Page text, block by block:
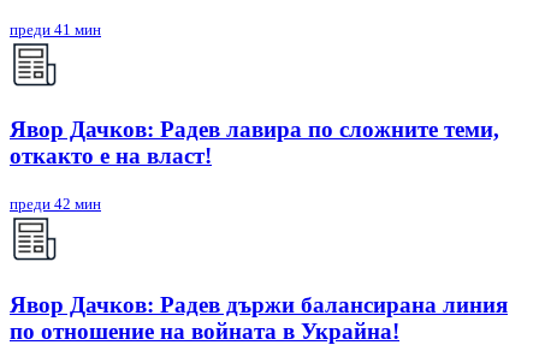
преди 41 мин
Явор Дачков: Радев лавира по сложните теми,
откакто е на власт!
преди 42 мин
Явор Дачков: Радев държи балансирана линия
по отношение на войната в Украйна!